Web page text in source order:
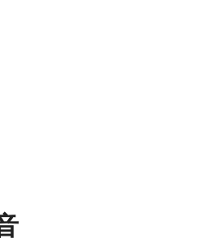
※YouTubeブログSNS共通
り組むべき！ #shorts
ないための方法 #投資詐欺 #詐欺
金調達法3選！#shorts